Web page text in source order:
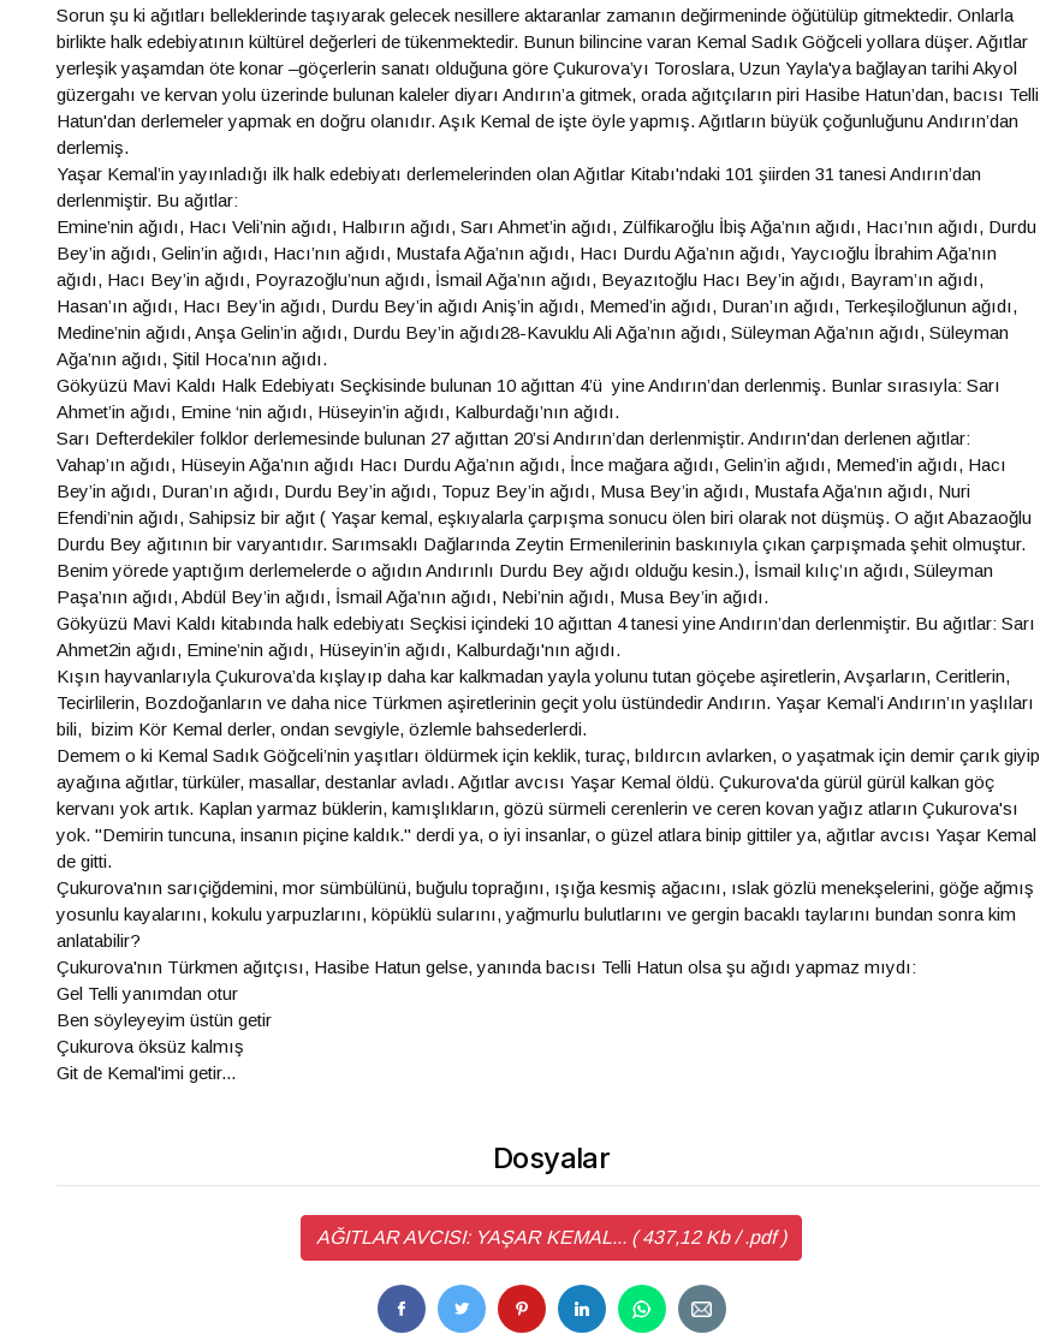
Sorun şu ki ağıtları belleklerinde taşıyarak gelecek nesillere aktaranlar zamanın değirmeninde öğütülüp gitmektedir. Onlarla
birlikte halk edebiyatının kültürel değerleri de tükenmektedir. Bunun bilincine varan Kemal Sadık Göğceli yollara düşer. Ağıtlar
yerleşik yaşamdan öte konar –göçerlerin sanatı olduğuna göre Çukurova’yı Toroslara, Uzun Yayla'ya bağlayan tarihi Akyol
güzergahı ve kervan yolu üzerinde bulunan kaleler diyarı Andırın’a gitmek, orada ağıtçıların piri Hasibe Hatun’dan, bacısı Telli
Hatun'dan derlemeler yapmak en doğru olanıdır. Aşık Kemal de işte öyle yapmış. Ağıtların büyük çoğunluğunu Andırın’dan
derlemiş.
Yaşar Kemal’in yayınladığı ilk halk edebiyatı derlemelerinden olan Ağıtlar Kitabı'ndaki 101 şiirden 31 tanesi Andırın’dan
derlenmiştir. Bu ağıtlar:
Emine’nin ağıdı, Hacı Veli’nin ağıdı, Halbırın ağıdı, Sarı Ahmet’in ağıdı, Zülfikaroğlu İbiş Ağa’nın ağıdı, Hacı’nın ağıdı, Durdu
Bey’in ağıdı, Gelin’in ağıdı, Hacı’nın ağıdı, Mustafa Ağa’nın ağıdı, Hacı Durdu Ağa’nın ağıdı, Yaycıoğlu İbrahim Ağa’nın
ağıdı, Hacı Bey’in ağıdı, Poyrazoğlu’nun ağıdı, İsmail Ağa’nın ağıdı, Beyazıtoğlu Hacı Bey’in ağıdı, Bayram’ın ağıdı,
Hasan’ın ağıdı, Hacı Bey’in ağıdı, Durdu Bey’in ağıdı Aniş’in ağıdı, Memed’in ağıdı, Duran’ın ağıdı, Terkeşiloğlunun ağıdı,
Medine’nin ağıdı, Anşa Gelin’in ağıdı, Durdu Bey’in ağıdı28-Kavuklu Ali Ağa’nın ağıdı, Süleyman Ağa’nın ağıdı, Süleyman
Ağa’nın ağıdı, Şitil Hoca’nın ağıdı.
Gökyüzü Mavi Kaldı Halk Edebiyatı Seçkisinde bulunan 10 ağıttan 4’ü yine Andırın’dan derlenmiş. Bunlar sırasıyla: Sarı
Ahmet’in ağıdı, Emine ‘nin ağıdı, Hüseyin’in ağıdı, Kalburdağı’nın ağıdı.
Sarı Defterdekiler folklor derlemesinde bulunan 27 ağıttan 20’si Andırın’dan derlenmiştir. Andırın'dan derlenen ağıtlar:
Vahap’ın ağıdı, Hüseyin Ağa’nın ağıdı Hacı Durdu Ağa’nın ağıdı, İnce mağara ağıdı, Gelin’in ağıdı, Memed’in ağıdı, Hacı
Bey’in ağıdı, Duran’ın ağıdı, Durdu Bey’in ağıdı, Topuz Bey’in ağıdı, Musa Bey’in ağıdı, Mustafa Ağa’nın ağıdı, Nuri
Efendi’nin ağıdı, Sahipsiz bir ağıt ( Yaşar kemal, eşkıyalarla çarpışma sonucu ölen biri olarak not düşmüş. O ağıt Abazaoğlu
Durdu Bey ağıtının bir varyantıdır. Sarımsaklı Dağlarında Zeytin Ermenilerinin baskınıyla çıkan çarpışmada şehit olmuştur.
Benim yörede yaptığım derlemelerde o ağıdın Andırınlı Durdu Bey ağıdı olduğu kesin.), İsmail kılıç’ın ağıdı, Süleyman
Paşa’nın ağıdı, Abdül Bey’in ağıdı, İsmail Ağa’nın ağıdı, Nebi’nin ağıdı, Musa Bey’in ağıdı.
Gökyüzü Mavi Kaldı kitabında halk edebiyatı Seçkisi içindeki 10 ağıttan 4 tanesi yine Andırın’dan derlenmiştir. Bu ağıtlar: Sarı
Ahmet2in ağıdı, Emine’nin ağıdı, Hüseyin’in ağıdı, Kalburdağı'nın ağıdı.
Kışın hayvanlarıyla Çukurova’da kışlayıp daha kar kalkmadan yayla yolunu tutan göçebe aşiretlerin, Avşarların, Ceritlerin,
Tecirlilerin, Bozdoğanların ve daha nice Türkmen aşiretlerinin geçit yolu üstündedir Andırın. Yaşar Kemal’i Andırın’ın yaşlıları
bili, bizim Kör Kemal derler, ondan sevgiyle, özlemle bahsederlerdi.
Demem o ki Kemal Sadık Göğceli’nin yaşıtları öldürmek için keklik, turaç, bıldırcın avlarken, o yaşatmak için demir çarık giyip
ayağına ağıtlar, türküler, masallar, destanlar avladı. Ağıtlar avcısı Yaşar Kemal öldü. Çukurova'da gürül gürül kalkan göç
kervanı yok artık. Kaplan yarmaz büklerin, kamışlıkların, gözü sürmeli cerenlerin ve ceren kovan yağız atların Çukurova'sı
yok. "Demirin tuncuna, insanın piçine kaldık." derdi ya, o iyi insanlar, o güzel atlara binip gittiler ya, ağıtlar avcısı Yaşar Kemal
de gitti.
Çukurova'nın sarıçiğdemini, mor sümbülünü, buğulu toprağını, ışığa kesmiş ağacını, ıslak gözlü menekşelerini, göğe ağmış
yosunlu kayalarını, kokulu yarpuzlarını, köpüklü sularını, yağmurlu bulutlarını ve gergin bacaklı taylarını bundan sonra kim
anlatabilir?
Çukurova'nın Türkmen ağıtçısı, Hasibe Hatun gelse, yanında bacısı Telli Hatun olsa şu ağıdı yapmaz mıydı:
Gel Telli yanımdan otur
Ben söyleyeyim üstün getir
Çukurova öksüz kalmış
Git de Kemal'imi getir...
Dosyalar
AĞITLAR AVCISI: YAŞAR KEMAL... ( 437,12 Kb / .pdf )